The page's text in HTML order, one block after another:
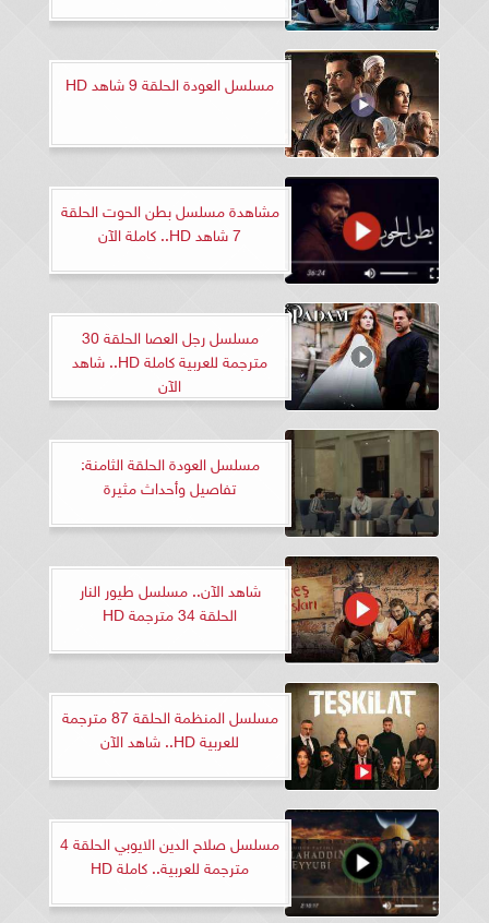
مسلسل العودة الحلقة 9 شاهد HD
مشاهدة مسلسل بطن الحوت الحلقة
7 شاهد HD.. كاملة الآن
مسلسل رجل العصا الحلقة 30
مترجمة للعربية كاملة HD.. شاهد
الآن
مسلسل العودة الحلقة الثامنة:
تفاصيل وأحداث مثيرة
شاهد الآن.. مسلسل طيور النار
الحلقة 34 مترجمة HD
مسلسل المنظمة الحلقة 87 مترجمة
للعربية HD.. شاهد الآن
مسلسل صلاح الدين الايوبي الحلقة 4
مترجمة للعربية.. كاملة HD